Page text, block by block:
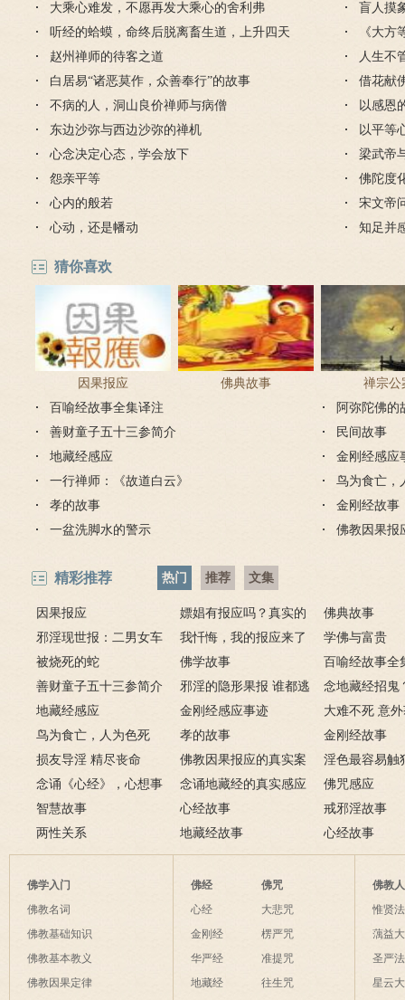
大乘心难发，不愿再发大乘心的舍利弗
听经的蛤蟆，命终后脱离畜生道，上升四天
王宫
赵州禅师的待客之道
白居易“诸恶莫作，众善奉行”的故事
不病的人，洞山良价禅师与病僧
东边沙弥与西边沙弥的禅机
心念决定心态，学会放下
怨亲平等
心内的般若
心动，还是幡动
盲人摸
《大
人生不
对待
借花献
灯佛
以感恩
以平等
梁武帝
是哪个
佛陀度
宋文帝
知足并
猜你喜欢
因果报应 佛典故事
禅宗公
百喻经故事全集译注
阿弥陀佛的
善财童子五十三参简介
民间故事
地藏经感应
金刚经感应
一行禅师：《故道白云》
鸟为食亡，
孝的故事
金刚经故事
一盆洗脚水的警示
佛教因果报
精彩推荐 热门 推荐 文集
因果报应
嫖娼有报应吗？真实的
嫖娼报应
佛典故事
邪淫现世报：二男女车
上纵欲酿车祸被烧死
我忏悔，我的报应来了
－淫人妻者，妻淫人
学佛与富贵
被烧死的蛇
佛学故事
百喻经故事全
善财童子五十三参简介
邪淫的隐形果报 谁都逃
不掉
念地藏经招鬼
地藏经的请进
地藏经感应 金刚经感应事迹
大难不死 意
致富的特异功
鸟为食亡，人为色死 孝的故事
金刚经故事
损友导淫 精尽丧命
佛教因果报应的真实案
例
淫色最容易触
淫欲心难清静
念诵《心经》，心想事
成
念诵地藏经的真实感应
六则
佛咒感应
智慧故事
心经故事
戒邪淫故事
两性关系
地藏经故事 心经故事
佛学入门
佛教名词
佛教基础知识
佛教基本教义
佛教因果定律
佛经
心经
金刚经
华严经
地藏经
佛咒
大悲咒
楞严咒
准提咒
往生咒
佛教
惟贤
蕅益
圣严
星云